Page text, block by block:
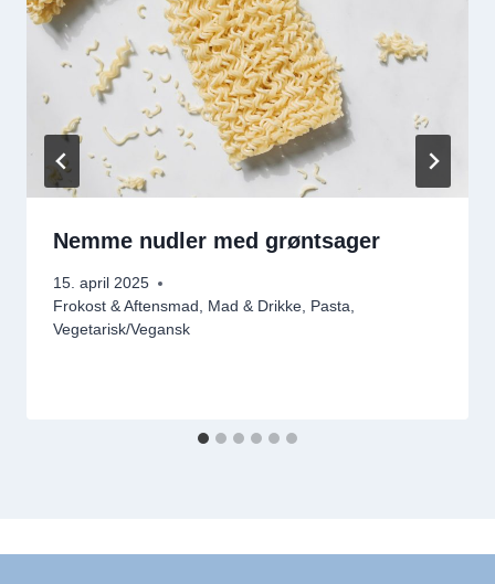
Nemme nudler med grøntsager
15. april 2025
Frokost & Aftensmad , Mad & Drikke, Pasta,
Vegetarisk/Vegansk